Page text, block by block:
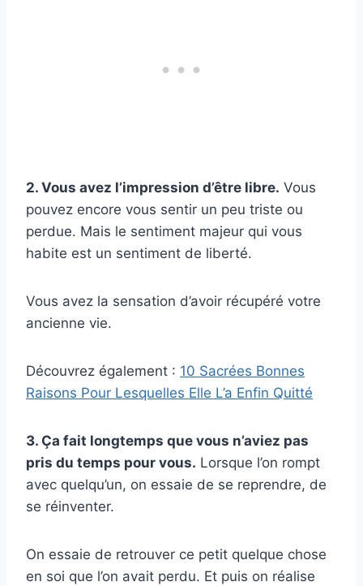
2. Vous avez l’impression d’être libre. Vous
pouvez encore vous sentir un peu triste ou
perdue. Mais le sentiment majeur qui vous
habite est un sentiment de liberté.
Vous avez la sensation d’avoir récupéré votre
ancienne vie.
Découvrez également : 10 Sacrées Bonnes
Raisons Pour Lesquelles Elle L’a Enfin Quitté
3. Ça fait longtemps que vous n’aviez pas
pris du temps pour vous. Lorsque l’on rompt
avec quelqu’un, on essaie de se reprendre, de
se réinventer.
On essaie de retrouver ce petit quelque chose
en soi que l’on avait perdu. Et puis on réalise